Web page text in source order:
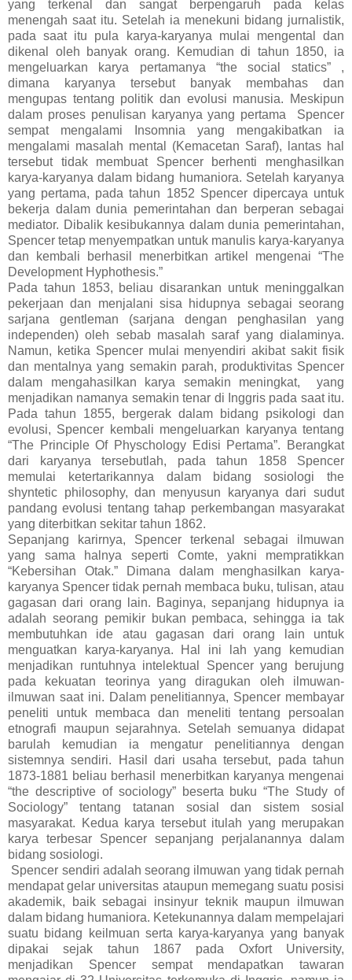
yang terkenal dan sangat berpengaruh pada kelas
menengah saat itu. Setelah ia menekuni bidang jurnalistik,
pada saat itu pula karya-karyanya mulai mengental dan
dikenal oleh banyak orang. Kemudian di tahun 1850, ia
mengeluarkan karya pertamanya “the social statics” ,
dimana karyanya tersebut banyak membahas dan
mengupas tentang politik dan evolusi manusia. Meskipun
dalam proses penulisan karyanya yang pertama Spencer
sempat mengalami Insomnia yang mengakibatkan ia
mengalami masalah mental (Kemacetan Saraf), lantas hal
tersebut tidak membuat Spencer berhenti menghasilkan
karya-karyanya dalam bidang humaniora. Setelah karyanya
yang pertama, pada tahun 1852 Spencer dipercaya untuk
bekerja dalam dunia pemerintahan dan berperan sebagai
mediator. Dibalik kesibukannya dalam dunia pemerintahan,
Spencer tetap menyempatkan untuk manulis karya-karyanya
dan kembali berhasil menerbitkan artikel mengenai “The
Development Hyphothesis.”
Pada tahun 1853, beliau disarankan untuk meninggalkan
pekerjaan dan menjalani sisa hidupnya sebagai seorang
sarjana gentleman (sarjana dengan penghasilan yang
independen) oleh sebab masalah saraf yang dialaminya.
Namun, ketika Spencer mulai menyendiri akibat sakit fisik
dan mentalnya yang semakin parah, produktivitas Spencer
dalam mengahasilkan karya semakin meningkat, yang
menjadikan namanya semakin tenar di Inggris pada saat itu.
Pada tahun 1855, bergerak dalam bidang psikologi dan
evolusi, Spencer kembali mengeluarkan karyanya tentang
“The Principle Of Physchology Edisi Pertama”. Berangkat
dari karyanya tersebutlah, pada tahun 1858 Spencer
memulai ketertarikannya dalam bidang sosiologi the
shyntetic philosophy, dan menyusun karyanya dari sudut
pandang evolusi tentang tahap perkembangan masyarakat
yang diterbitkan sekitar tahun 1862.
Sepanjang karirnya, Spencer terkenal sebagai ilmuwan
yang sama halnya seperti Comte, yakni mempratikkan
“Kebersihan Otak.” Dimana dalam menghasilkan karya-
karyanya Spencer tidak pernah membaca buku, tulisan, atau
gagasan dari orang lain. Baginya, sepanjang hidupnya ia
adalah seorang pemikir bukan pembaca, sehingga ia tak
membutuhkan ide atau gagasan dari orang lain untuk
menguatkan karya-karyanya. Hal ini lah yang kemudian
menjadikan runtuhnya intelektual Spencer yang berujung
pada kekuatan teorinya yang diragukan oleh ilmuwan-
ilmuwan saat ini. Dalam penelitiannya, Spencer membayar
peneliti untuk membaca dan meneliti tentang persoalan
etnografi maupun sejarahnya. Setelah semuanya didapat
barulah kemudian ia mengatur penelitiannya dengan
sistemnya sendiri. Hasil dari usaha tersebut, pada tahun
1873-1881 beliau berhasil menerbitkan karyanya mengenai
“the descriptive of sociology” beserta buku “The Study of
Sociology” tentang tatanan sosial dan sistem sosial
masyarakat. Kedua karya tersebut itulah yang merupakan
karya terbesar Spencer sepanjang perjalanannya dalam
bidang sosiologi.
Spencer sendiri adalah seorang ilmuwan yang tidak pernah
mendapat gelar universitas ataupun memegang suatu posisi
akademik, baik sebagai insinyur teknik maupun ilmuwan
dalam bidang humaniora. Ketekunannya dalam mempelajari
suatu bidang keilmuan serta karya-karyanya yang banyak
dipakai sejak tahun 1867 pada Oxfort University,
menjadikan Spencer sempat mendapatkan tawaran